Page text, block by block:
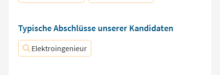
Typische Abschlüsse unserer Kandidaten
Elektroingenieur